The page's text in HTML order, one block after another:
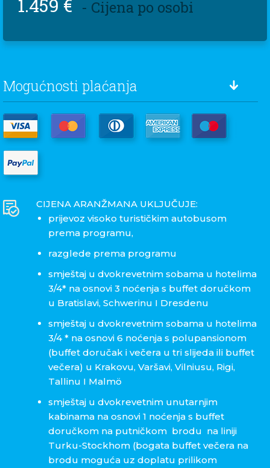
1.459 € - Cijena po osobi
Mogućnosti plaćanja
CIJENA ARANŽMANA UKLJUČUJE:
prijevoz visoko turističkim autobusom
prema programu,
razglede prema programu
smještaj u dvokrevetnim sobama u hotelima
3/4* na osnovi 3 noćenja s buffet doručkom
u Bratislavi, Schwerinu I Dresdenu
smještaj u dvokrevetnim sobama u hotelima
3/4 * na osnovi 6 noćenja s polupansionom
(buffet doručak i večera u tri slijeda ili buffet
večera) u Krakovu, Varšavi, Vilniusu, Rigi,
Tallinu I Malmö
smještaj u dvokrevetnim unutarnjim
kabinama na osnovi 1 noćenja s buffet
doručkom na putničkom brodu na liniji
Turku-Stockhom (bogata buffet večera na
brodu moguća uz doplatu prilikom